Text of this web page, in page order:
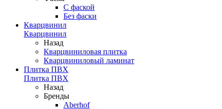
С фаской
Без фаски
Кварцвинил
Кварцвинил
Назад
Кварцвиниловая плитка
Кварцвиниловый ламинат
Плитка ПВХ
Плитка ПВХ
Назад
Бренды
Aberhof